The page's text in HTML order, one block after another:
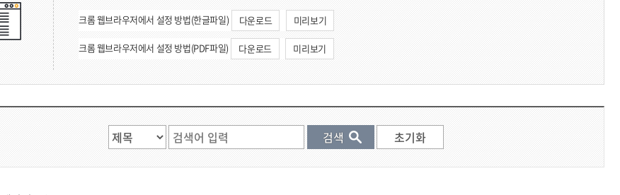
크롬 웹브라우저에서 설정 방법(한글파일) 다운로드 미리보기
크롬 웹브라우저에서 설정 방법(PDF파일) 다운로드 미리보기